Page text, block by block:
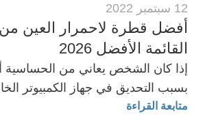
12 سبتمبر 2022
أفضل قطرة لاحمرار العين
القائمة الأفضل 2026
إذا كان الشخص يعاني من الحساسية
بسبب التحديق في جهاز الكمبيوتر
متابعة القراءة